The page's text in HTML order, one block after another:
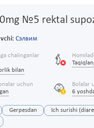
№5 rektal
Сэлвим
chalinganlar
bilan
uchun
Bolalar
6
Gerpesdan
Ich surishi